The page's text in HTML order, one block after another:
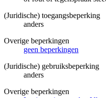
(Juridische) toegangsbeperking
anders
Overige beperkingen
geen beperkingen
(Juridische) gebruiksbeperking
anders
Overige beperkingen